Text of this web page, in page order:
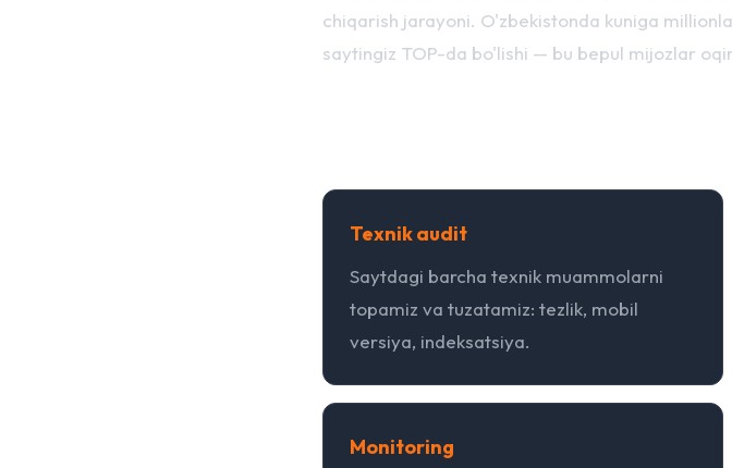
chiqarish jarayoni. O'zbekistonda kuniga
saytingiz TOP-da bo'lishi — bu bepul mijozlar
Texnik audit
Saytdagi barcha texnik muammolarni
topamiz va tuzatamiz: tezlik, mobil
versiya, indeksatsiya.
Monitoring